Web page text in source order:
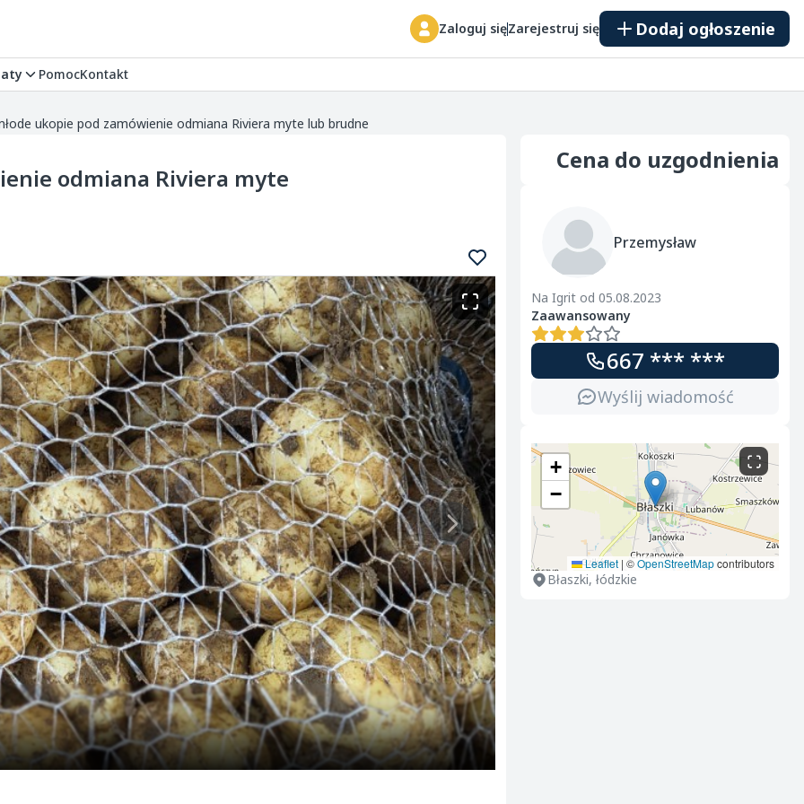
Zaloguj sięZarejestruj się Dodaj ogłoszenie
PomocKontakt
ukopie pod zamówienie odmiana Riviera myte lub brudne
odmiana Riviera myte
Cena do uzgodnienia
Przemysław
Na Igrit od 05.08.2023
Zaawansowany
667 *** ***
Wyślij wiadomość
+
−
Leaflet | ©OpenStreetMapcontributors
Błaszki, łódzkie